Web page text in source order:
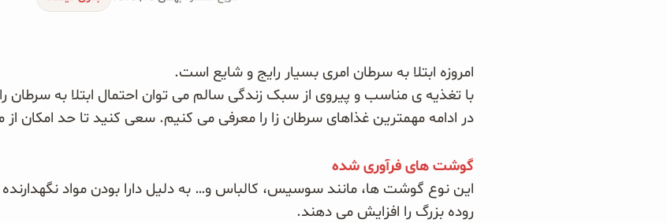
چاشنی‌ها و سرکه‌‌ها
زیتون و روغن زیتون
امروزه ابتلا به سرطان امری بسیار رایج و شایع است.
با تغذیه ی مناسب و پیروی از سبک زندگی سالم می توان احتمال ابتلا به
در ادامه مهمترین غذاهای سرطان زا را معرفی می کنیم. سعی کنید تا حد امکان
گوشت های فرآوری شده
این نوع گوشت ها، مانند سوسیس، کالباس و… به دلیل دارا بودن مواد
روده بزرگ را افزایش می دهند.